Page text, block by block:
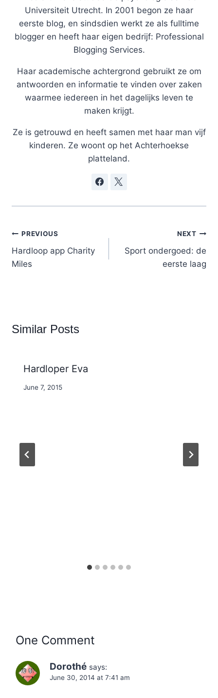
Universiteit Utrecht. In 2001 begon ze haar
eerste blog, en sindsdien werkt ze als fulltime
blogger en heeft haar eigen bedrijf: Professional
Blogging Services.
Haar academische achtergrond gebruikt ze om
antwoorden en informatie te vinden over zaken
waarmee iedereen in het dagelijks leven te
maken krijgt.
Ze is getrouwd en heeft samen met haar man vijf
kinderen. Ze woont op het Achterhoekse
platteland.
Post
navigation
PREVIOUS
Hardloop app Charity
Miles
NEXT
Sport ondergoed: de
eerste laag
Similar Posts
Hardloper Eva
By
June 7, 2015
One Comment
Dorothé says:
June 30, 2014 at 7:41 am